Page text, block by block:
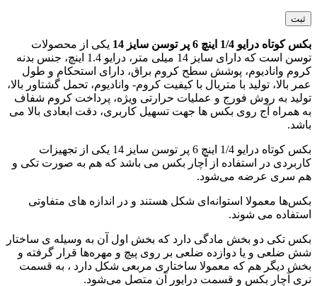
بکس کوتاه درایو 1/4 اینچ 6 پر توسن سایز 14
یکی از محصولات
توسن است که دارای سایز 14 میلی متر، درایو 1.4 اینچ، جنس بدنه
کروم وانادیوم، پوشش سطح کروم براق، دارای استحکام و طول
عمر بالا، تولید با متریال با کیفیت کروم- وانادیوم، تحمل گشتاور بالا،
تولید به روش فورج و عملیات حرارتی ویژه، پرداخت کروم شفاف
به همراه آج روی بکس ها جهت تسهیل کاربری، دقت ابعادی بالا می
باشد.
بکس کوتاه درایو 1/4 اینچ 6 پر توسن سایز 14 یکی از تجهیزات
کاربردی در استفاده از آچار بکس می باشد که هم به صورت تکی و
هم سری عرضه می‌شود.
بکس‌ها معمولا استوانه‌ای شکل هستند و در اندازه های متفاوتی
استفاده می‌ شوند.
بکس‌ تکی دو بخش مادگی دارد که بخش اول آن به وسیله ی ساختار
شش ضلعی و یا دوازده ضلعی بر روی پیچ و مهره‌ها قرار گرفته و
بخش دیگر هم که معمولا ساختاری مربعی شکل دارد ، به قسمت
نری آچار بکس و قسمت درایور آن متصل می‌شود.